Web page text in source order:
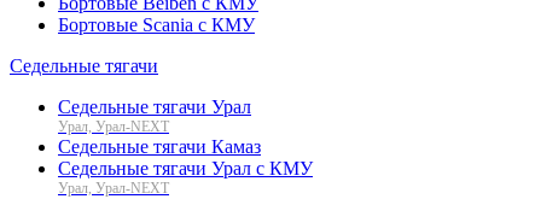
Бортовые Scania с КМУ
Седельные тягачи
Седельные тягачи Урал
Урал, Урал-NEXT
Седельные тягачи Камаз
Седельные тягачи Урал с КМУ
Урал, Урал-NEXT